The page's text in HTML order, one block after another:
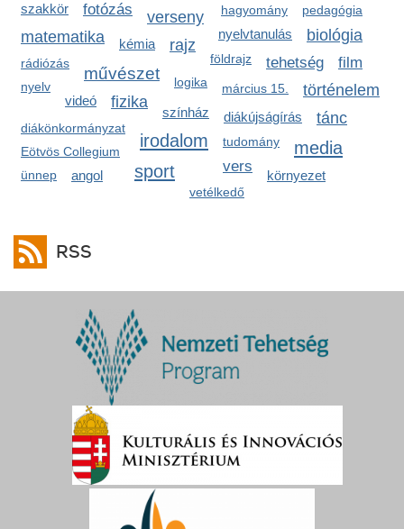
szakkör
fotózás hagyomány pedagógia
verseny
nyelvtanulás
matematika biológia
kémia rajz
földrajz tehetség film
rádiózás
művészet logika március 15.
nyelv történelem
videó fizika
színház diákújságírás
diákönkormányzat
tánc
irodalom tudomány
Eötvös Collegium media
vers
sport
ünnep környezet
vetélkedő
angol
RSS